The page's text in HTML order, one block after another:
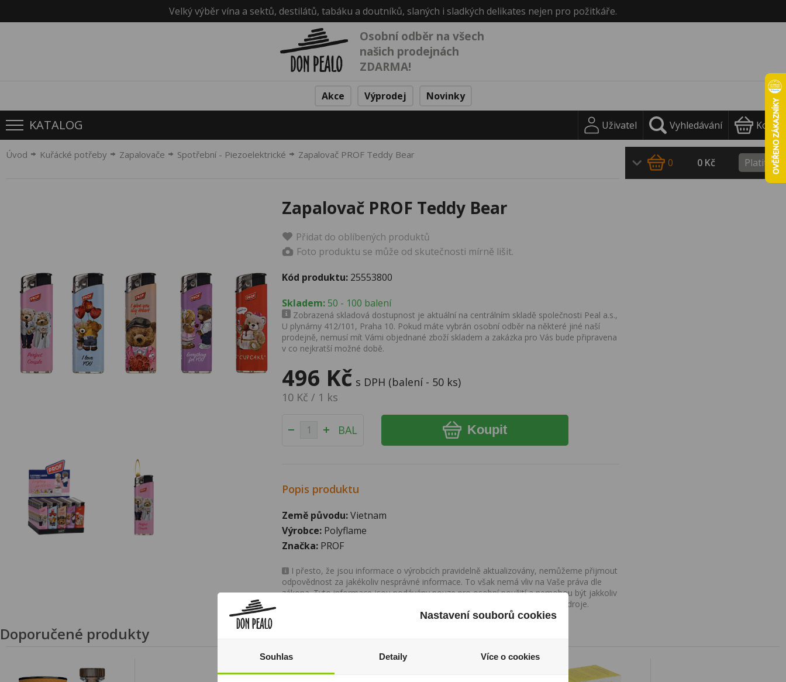
Velký výběr vína a sektů, destilátů, tabáku a doutníků, slaných i sladkých delikates nejen pro požitkáře.
Osobní odběr na všech
našich prodejnách
ZDARMA!
Akce Výprodej Novinky
KATALOG Uživatel Vyhledávání Košík
Úvod Kuřácké potřeby Zapalovače Spotřební - Piezoelektrické Zapalovač PROF Teddy Bear
Zapalovač PROF Teddy Bear
Přidat do oblíbených produktů
Foto produktu se může od skutečnosti mírně lišit.
Kód produktu: 25553800
Skladem:50 - 100 balení
Zobrazená skladová dostupnost je aktuální na centrálním skladě společnosti Peal a.s.,
U plynárny 412/101, Praha 10. Pokud máte vybrán osobní odběr na některé jiné naší
prodejně, nemusí mít Vámi objednané zboží skladem a zakázka pro Vás bude připravena
v co nejkratší možné době.
496 Kč s DPH (balení - 50 ks)
10 Kč / 1 ks
BAL Koupit
Popis produktu
Země původu:Vietnam
Výrobce: Polyflame
Značka: PROF
I přesto, že jsou informace o výrobcích pravidelně aktualizovány, nemůžeme přijmout
odpovědnost za jakékoliv nesprávné informace. To však nemá vliv na Vaše práva dle
zákona. Tyto informace jsou podávány pouze pro osobní použití a nemohou být jakkoliv
kopírovány bez předchozího souhlasu DonPealo ani bez řádného uvedení zdroje.
0 0 Kč Platit
Doporučené produkty
Nastavení souborů cookies
Souhlas Detaily Více o cookies